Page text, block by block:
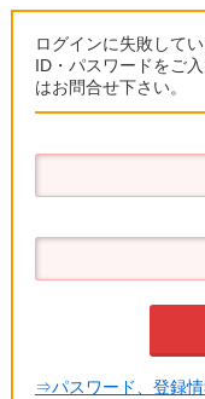
ログインに失敗して
ID・パスワードをご
はお問合せ下さい。
⇒パスワード、登録